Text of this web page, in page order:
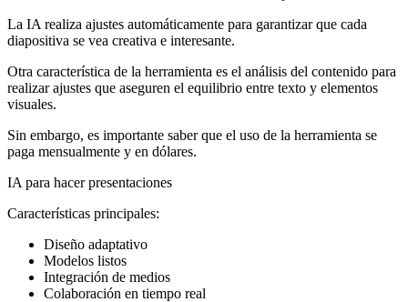
La IA realiza ajustes automáticamente para garantizar que cada
diapositiva se vea creativa e interesante.
Otra característica de la herramienta es el análisis del contenido para
realizar ajustes que aseguren el equilibrio entre texto y elementos
visuales.
Sin embargo, es importante saber que el uso de la herramienta se
paga mensualmente y en dólares.
IA para hacer presentaciones
Características principales:
Diseño adaptativo
Modelos listos
Integración de medios
Colaboración en tiempo real